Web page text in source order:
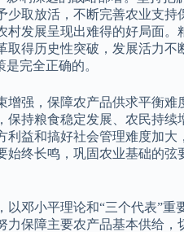
取放活，不断完善农业支
发展呈现出难得的好局面
得历史性突破，发展活力
完全正确的。
强，保障农产品供求平衡
持粮食稳定发展、农民持
益和搞好社会管理难度加
终长鸣，巩固农业基础的弦
邓小平理论和“三个代表”重
保障主要农产品基本供给，